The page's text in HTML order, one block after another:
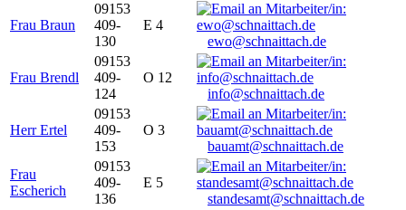
Frau Braun
09153
409-
130
E 4
ewo@schnaittach.de
Frau Brendl
09153
409-
124
O 12
info@schnaittach.de
Herr Ertel
09153
409-
153
O 3
bauamt@schnaittach.de
Frau
Escherich
09153
409-
136
E 5
standesamt@schnaittach.de